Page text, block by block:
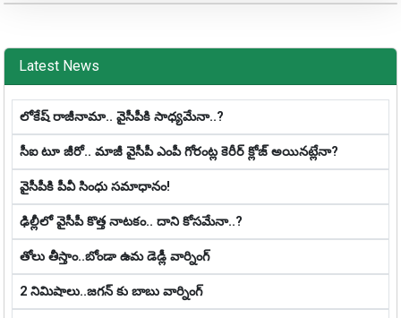
Latest News
లోకేష్ రాజీనామా.. వైసీపీకి సాధ్య‌మేనా..?
సీఐ టూ జీరో.. మాజీ వైసీపీ ఎంపీ గోరంట్ల కెరీర్ క్లోజ్ అయిన‌ట్లేనా?
వైసీపీకి పీవీ సింధు సమాధానం!
ఢిల్లీలో వైసీపీ కొత్త నాట‌కం.. దాని కోస‌మేనా..?
తోలు తీస్తాం..బోండా ఉమ డెడ్లీ వార్నింగ్
2 నిమిషాలు..జగన్ కు బాబు వార్నింగ్